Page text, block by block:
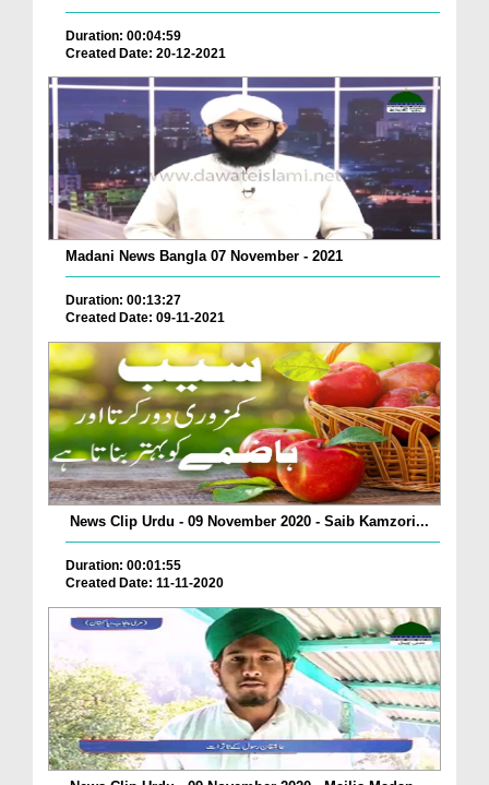
Duration: 00:04:59
Created Date: 20-12-2021
Madani News Bangla 07 November - 2021
Duration: 00:13:27
Created Date: 09-11-2021
News Clip Urdu - 09 November 2020 - Saib Kamzori...
Duration: 00:01:55
Created Date: 11-11-2020